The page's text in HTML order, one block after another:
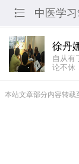
 中医学
徐丹
自从有
论不休
本站文章部分内容转载